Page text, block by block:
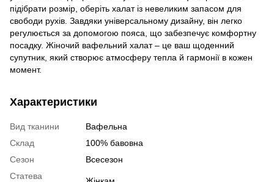
підібрати розмір, оберіть халат із невеликим запасом для
свободи рухів. Завдяки універсальному дизайну, він легко
регулюється за допомогою пояса, що забезпечує комфортну
посадку. Жіночий вафельний халат – це ваш щоденний
супутник, який створює атмосферу тепла й гармонії в кожен
момент.
Характеристики
Вид тканини
Вафельна
Склад
100% бавовна
Сезон
Всесезон
Статева